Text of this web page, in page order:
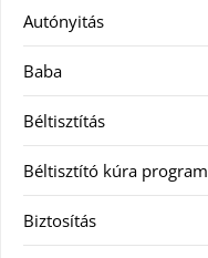
Autónyitás
Baba
Béltisztítás
Béltisztító kúra program
Biztosítás